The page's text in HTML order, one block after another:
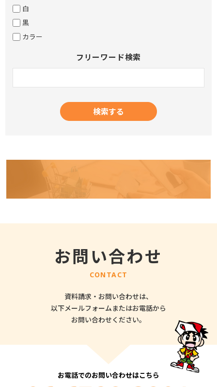
白
黒
カラー
フリーワード検索
お問い合わせ
CONTACT
資料請求・お問い合わせは、
以下メールフォームまたはお電話から
お問い合わせください。
お電話でのお問い合わせはこちら